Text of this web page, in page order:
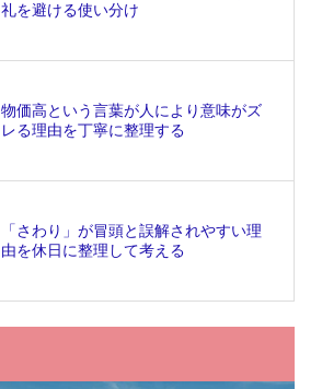
礼を避ける使い分け
物価高という言葉が人により意味がズ
レる理由を丁寧に整理する
「さわり」が冒頭と誤解されやすい理
由を休日に整理して考える